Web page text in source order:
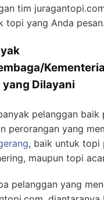
tim
topi yang Anda
yang Dilayani
pelanggan baik
perorangan yang
, baik untuk topi
maupun topi
pelanggan yang